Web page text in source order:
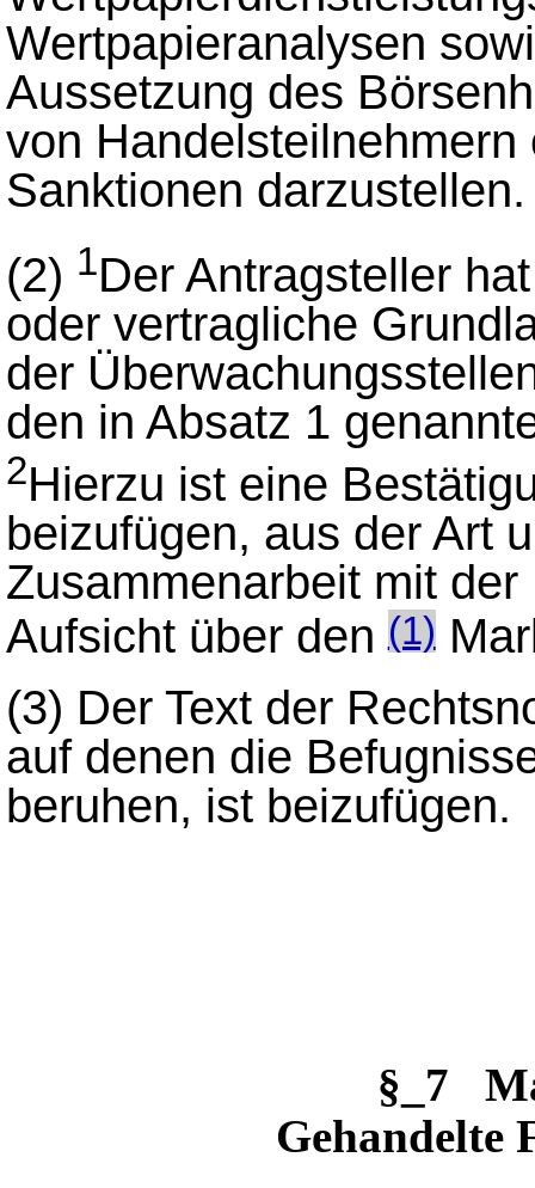
Wertpapieranalysen
Aussetzung des
von
Sanktionen darzustellen.
(2) 1Der Antragsteller
oder vertragliche
der
den in Absatz 1
2Hierzu ist eine
beizufügen, aus der Art
Zusammenarbeit mit
Aufsicht über den(1)
(3) Der Text der
auf denen die
beruhen, ist beizufügen.
§_7
Gehandelte